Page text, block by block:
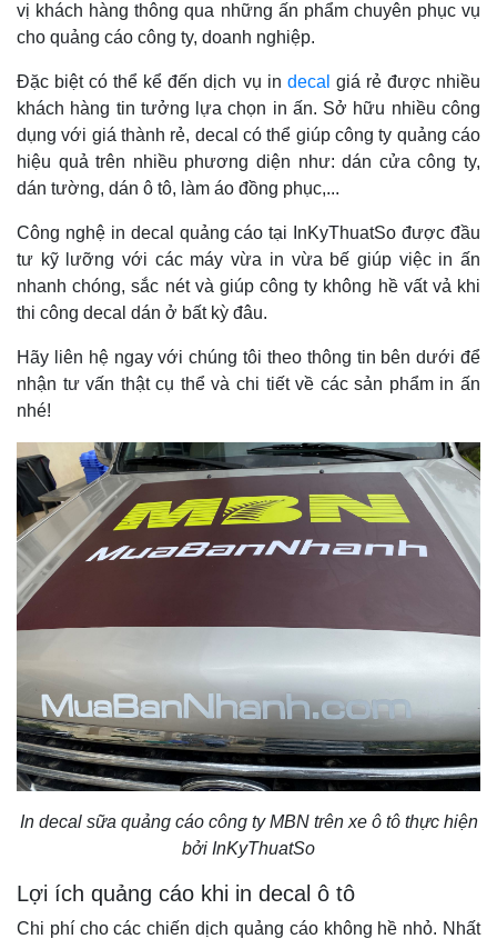
vị khách hàng thông qua những ấn phẩm chuyên phục vụ
cho quảng cáo công ty, doanh nghiệp.
Đặc biệt có thể kể đến dịch vụ in decal giá rẻ được nhiều
khách hàng tin tưởng lựa chọn in ấn. Sở hữu nhiều công
dụng với giá thành rẻ, decal có thể giúp công ty quảng cáo
hiệu quả trên nhiều phương diện như: dán cửa công ty,
dán tường, dán ô tô, làm áo đồng phục,...
Công nghệ in decal quảng cáo tại InKyThuatSo được đầu
tư kỹ lưỡng với các máy vừa in vừa bế giúp việc in ấn
nhanh chóng, sắc nét và giúp công ty không hề vất vả khi
thi công decal dán ở bất kỳ đâu.
Hãy liên hệ ngay với chúng tôi theo thông tin bên dưới để
nhận tư vấn thật cụ thể và chi tiết về các sản phẩm in ấn
nhé!
In decal sữa quảng cáo công ty MBN trên xe ô tô thực hiện
bởi InKyThuatSo
Lợi ích quảng cáo khi in decal ô tô
Chi phí cho các chiến dịch quảng cáo không hề nhỏ. Nhất